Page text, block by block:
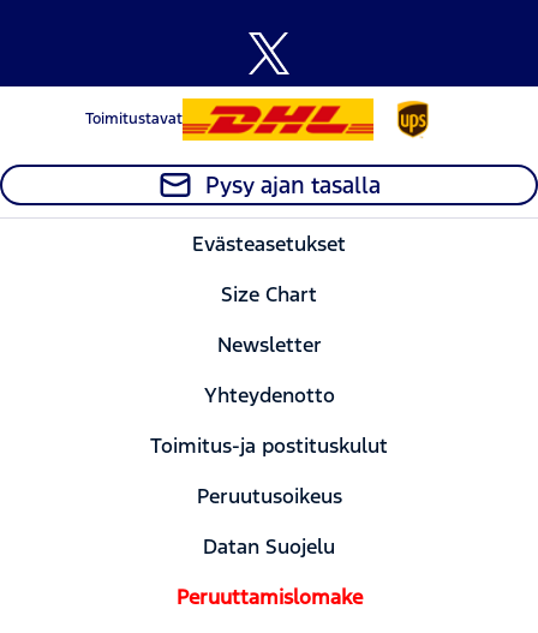
Toimitustavat
Pysy ajan tasalla
Evästeasetukset
Size Chart
Newsletter
Yhteydenotto
Toimitus-ja postituskulut
Peruutusoikeus
Datan Suojelu
Peruuttamislomake